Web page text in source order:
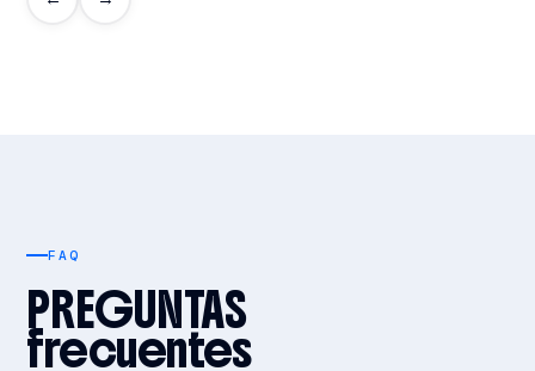
FAQ
PREGUNTAS
frecuentes